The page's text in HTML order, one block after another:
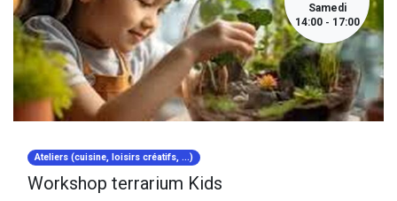
Samedi
14:00 - 17:00
Ateliers (cuisine, loisirs créatifs, ...)
Workshop terrarium Kids